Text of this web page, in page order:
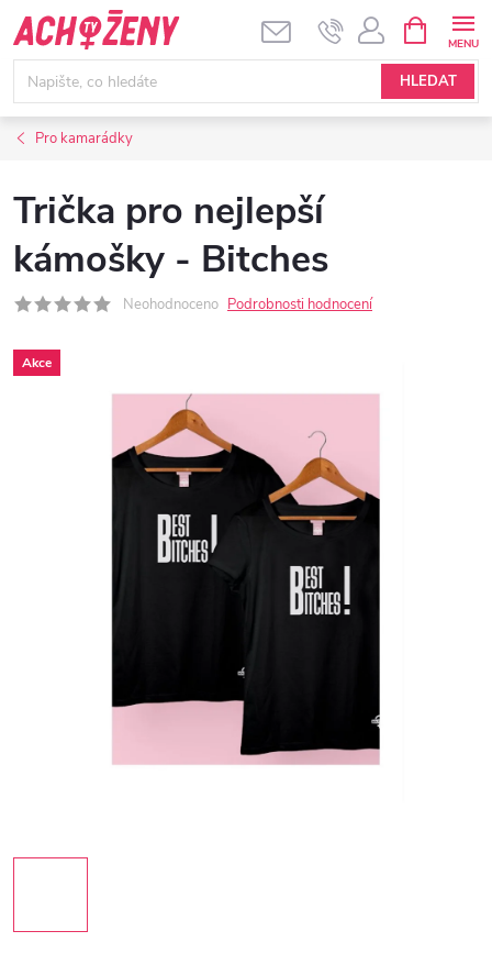
Přejít
na
obsah
HLEDAT
NÁKUPNÍ
KOŠÍK
Pro kamarádky
Trička pro nejlepší
kámošky - Bitches
Neohodnoceno Podrobnosti hodnocení
Akce